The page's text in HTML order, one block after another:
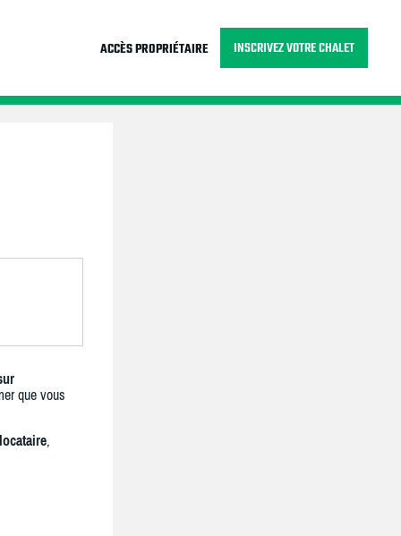
ACCÈS PROPRIÉTAIRE INSCRIVEZ VOTRE CHALET
que vous
,